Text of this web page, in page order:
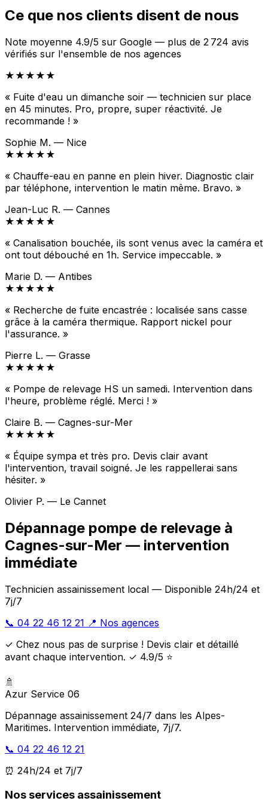
Ce que nos clients disent de nous
Note moyenne 4.9/5 sur Google — plus de 2 724 avis
vérifiés sur l'ensemble de nos agences
★★★★★
« Fuite d'eau un dimanche soir — technicien sur place
en 45 minutes. Pro, propre, super réactivité. Je
recommande ! »
Sophie M. — Nice
★★★★★
« Chauffe-eau en panne en plein hiver. Diagnostic clair
par téléphone, intervention le matin même. Bravo. »
Jean-Luc R. — Cannes
★★★★★
« Canalisation bouchée, ils sont venus avec la caméra et
ont tout débouché en 1h. Service impeccable. »
Marie D. — Antibes
★★★★★
« Recherche de fuite encastrée : localisée sans casse
grâce à la caméra thermique. Rapport nickel pour
l'assurance. »
Pierre L. — Grasse
★★★★★
« Pompe de relevage HS un samedi. Intervention dans
l'heure, problème réglé. Merci ! »
Claire B. — Cagnes-sur-Mer
★★★★★
« Équipe sympa et très pro. Devis clair avant
l'intervention, travail soigné. Je les rappellerai sans
hésiter. »
Olivier P. — Le Cannet
Dépannage pompe de relevage à
Cagnes-sur-Mer — intervention
immédiate
Technicien assainissement local — Disponible 24h/24 et
7j/7
📞 04 22 46 12 21 📍 Nos agences
✓ Chez nous pas de surprise ! Devis clair et détaillé
avant chaque intervention. ✓ 4.9/5 ⭐
🚿
Azur Service 06
Dépannage assainissement 24/7 dans les Alpes-
Maritimes. Intervention immédiate, 7j/7.
📞 04 22 46 12 21
⏰ 24h/24 et 7j/7
Nos services assainissement